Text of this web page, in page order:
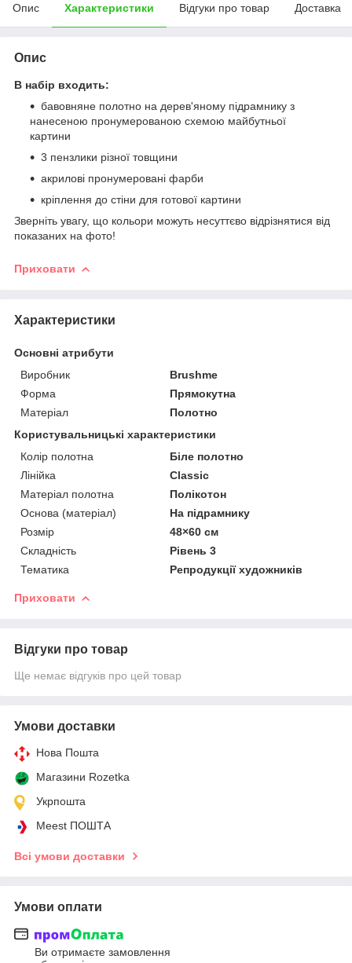
Опис Характеристики Відгуки про товар Доставка
Опис
В набір входить:
бавовняне полотно на дерев'яному підрамнику з
нанесеною пронумерованою схемою майбутньої
картини
3 пензлики різної товщини
акрилові пронумеровані фарби
кріплення до стіни для готової картини
Зверніть увагу, що кольори можуть несуттєво відрізнятися від
показаних на фото!
Приховати
Характеристики
Основні атрибути
Виробник
Brushme
Форма
Прямокутна
Матеріал
Полотно
Користувальницькі характеристики
Колір полотна
Біле полотно
Лінійка
Classic
Матеріал полотна
Полікотон
Основа (матеріал)
На підрамнику
Розмір
48×60 см
Складність
Рівень 3
Тематика
Репродукції художників
Приховати
Відгуки про товар
Ще немає відгуків про цей товар
Умови доставки
Нова Пошта
Магазини Rozetka
Укрпошта
Meest ПОШТА
Всі умови доставки
Умови оплати
Ви отримаєте замовлення